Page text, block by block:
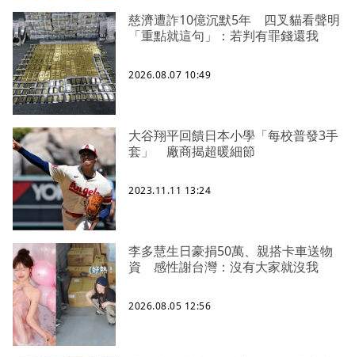
慈濟遭詐10億沉默5年 四叉貓看聲明
「重點就這句」：若判有罪錢還我
2026.08.07 10:49
大谷翔平回饋日本小學「每校普發3手
套」 廠商揭超暖細節
2023.11.11 13:24
李多慧生日豪捐50萬、親搭卡車送物
資 感性謝台灣：沒有大家就沒我
2026.08.05 12:56